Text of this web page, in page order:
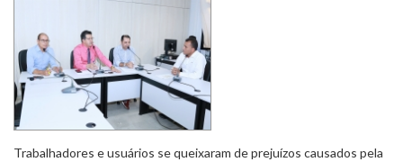
Trabalhadores e usuários se queixaram de prejuízos causados pela